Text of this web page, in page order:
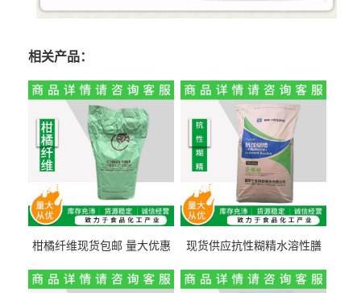
相关产品：
柑橘纤维现货包邮 量大优惠
现货供应抗性糊精水溶性膳
量1kg包邮